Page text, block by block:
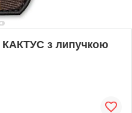
з липучкою